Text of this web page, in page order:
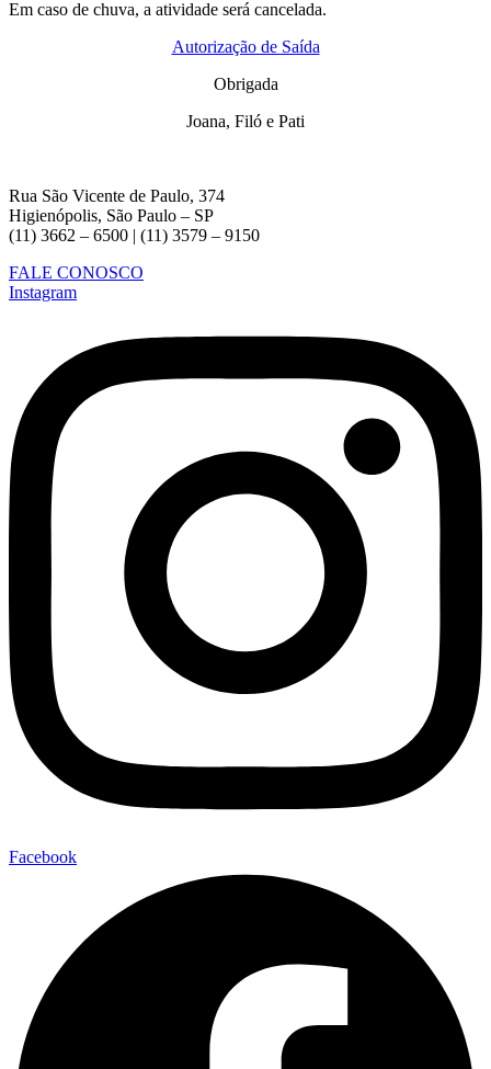
Em caso de chuva, a atividade será cancelada.
Autorização de Saída
Obrigada
Joana, Filó e Pati
Rua São Vicente de Paulo, 374
Higienópolis, São Paulo – SP
(11) 3662 – 6500 | (11) 3579 – 9150
FALE CONOSCO
Instagram
Facebook